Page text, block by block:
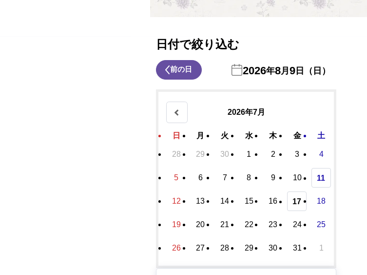
日付で絞り込む
前の日 2026年8月 9 日（日）
2026年7月
日 月 火 水 木 金 土
28 29 30 1 2 3 4
5 6 7 8 9 10 11
12 13 14 15 16 17 18
19 20 21 22 23 24 25
26 27 28 29 30 31 1